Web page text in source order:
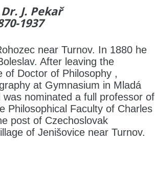
near Turnov. In 1880 he
After leaving the
of Doctor of Philosophy ,
at Gymnasium in Mladá
nominated a full professor of
Philosophical Faculty of Charles
post of Czechoslovak
of Jenišovice near Turnov.
J. Pekař
1937